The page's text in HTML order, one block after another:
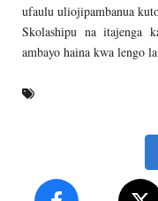
ufaulu uliojipambanua
Skolashipu na itajenga
ambayo haina kwa lengo